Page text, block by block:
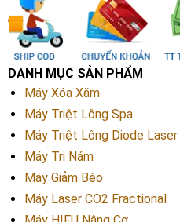
DANH MỤC SẢN PHẨM
Máy Xóa Xăm
Máy Triệt Lông Spa
Máy Triệt Lông Diode Laser
Máy Trị Nám
Máy Giảm Béo
Máy Laser CO2 Fractional